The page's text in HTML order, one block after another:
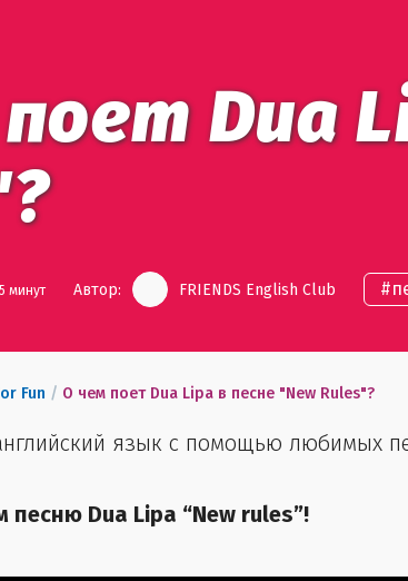
Dua
минут Автор: FRIENDS English Club #
Fun / О чем поет Dua Lipa в песне "New Rules"?
язык с помощью любимых
песню Dua Lipa “New rules”!